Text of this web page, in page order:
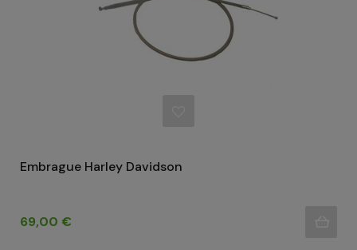
Embrague Harley Davidson
Precio
69,00 €